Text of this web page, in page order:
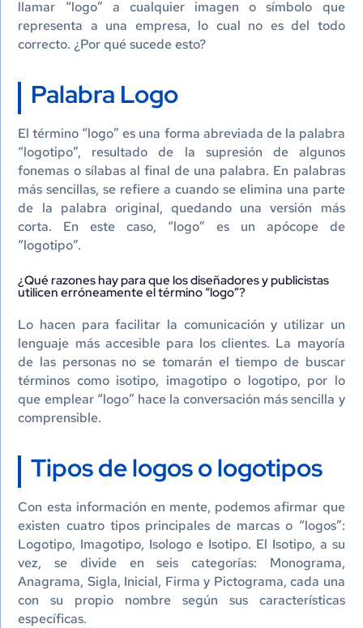
llamar “logo” a cualquier imagen o símbolo que
representa a una empresa, lo cual no es del todo
correcto. ¿Por qué sucede esto?
Palabra Logo
El término “logo” es una forma abreviada de la palabra
“logotipo”, resultado de la supresión de algunos
fonemas o sílabas al final de una palabra. En palabras
más sencillas, se refiere a cuando se elimina una parte
de la palabra original, quedando una versión más
corta. En este caso, “logo” es un apócope de
“logotipo”.
¿Qué razones hay para que los diseñadores y publicistas
utilicen erróneamente el término “logo”?
Lo hacen para facilitar la comunicación y utilizar un
lenguaje más accesible para los clientes. La mayoría
de las personas no se tomarán el tiempo de buscar
términos como isotipo, imagotipo o logotipo, por lo
que emplear “logo” hace la conversación más sencilla y
comprensible.
Tipos de logos o logotipos
Con esta información en mente, podemos afirmar que
existen cuatro tipos principales de marcas o “logos”:
Logotipo, Imagotipo, Isologo e Isotipo. El Isotipo, a su
vez, se divide en seis categorías: Monograma,
Anagrama, Sigla, Inicial, Firma y Pictograma, cada una
con su propio nombre según sus características
específicas.